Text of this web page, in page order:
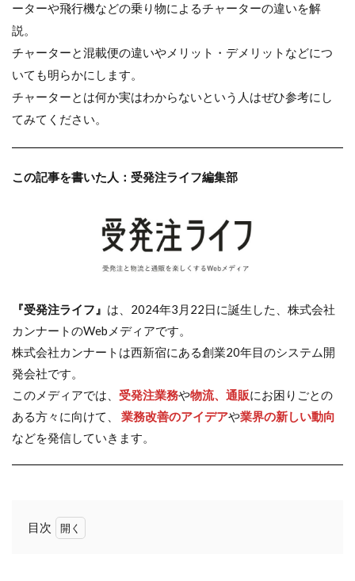
ーターや飛行機などの乗り物によるチャーターの違いを解
説。
チャーターと混載便の違いやメリット・デメリットなどにつ
いても明らかにします。
チャーターとは何か実はわからないという人はぜひ参考にし
てみてください。
この記事を書いた人：受発注ライフ編集部
『受発注ライフ』 は、2024年3月22日に誕生した、株式会社
カンナートのWebメディアです。
株式会社カンナートは西新宿にある創業20年目のシステム開
発会社です。
このメディアでは、 受発注業務や物流、通販にお困りごとの
ある方々に向けて、 業務改善のアイデアや業界の新しい動向
などを発信していきます。
目次